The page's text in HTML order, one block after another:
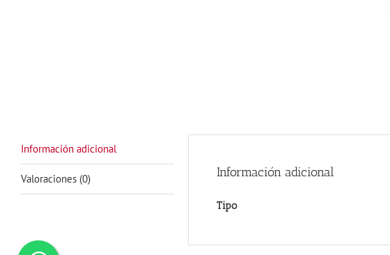
Información adicional
Valoraciones (0) Información adicional
Tipo